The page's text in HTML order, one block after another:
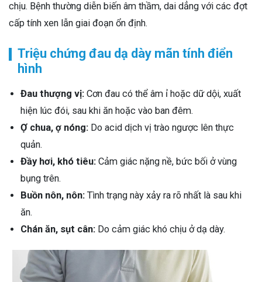
chịu. Bệnh thường diễn biến âm thầm, dai dẳng với các đợt
cấp tính xen lẫn giai đoạn ổn định.
Triệu chứng đau dạ dày mãn tính điển
hình
Đau thượng vị: Cơn đau có thể âm ỉ hoặc dữ dội, xuất
hiện lúc đói, sau khi ăn hoặc vào ban đêm.
Ợ chua, ợ nóng: Do acid dịch vị trào ngược lên thực
quản.
Đầy hơi, khó tiêu: Cảm giác nặng nề, bức bối ở vùng
bụng trên.
Buồn nôn, nôn: Tình trạng này xảy ra rõ nhất là sau khi
ăn.
Chán ăn, sụt cân: Do cảm giác khó chịu ở dạ dày.